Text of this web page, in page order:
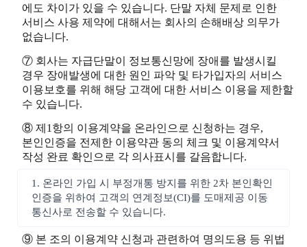
에도 차이가 있을 수 있습니다. 단말 자체 문제로 인한
서비스 사용 제약에 대해서는 회사의 손해배상 의무가
없습니다.
⑦ 회사는 자급단말이 정보통신망에 장애를 발생시킬
경우 장애발생에 대한 원인 파악 및 타가입자의 서비스
이용보호를 위해 해당 고객에 대한 서비스 이용을 제한할
수 있습니다.
⑧ 제1항의 이용계약을 온라인으로 신청하는 경우,
본인인증을 전제한 이용약관 동의 체크 및 이용계약서
작성 완료 확인으로 각 의사표시를 갈음합니다.
1. 온라인 가입 시 부정개통 방지를 위한 2차 본인확인
인증을 위하여 고객의 연계정보(CI)를 도매제공 이동
통신사로 전송할 수 있습니다.
⑨ 본 조의 이용계약 신청과 관련하여 명의도용 등 위법